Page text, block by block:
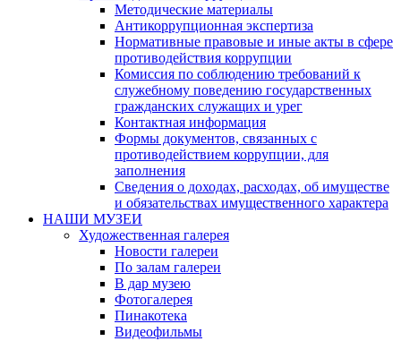
Методические материалы
Антикоррупционная экспертиза
Нормативные правовые и иные акты в сфере
противодействия коррупции
Комиссия по соблюдению требований к
служебному поведению государственных
гражданских служащих и урег
Контактная информация
Формы документов, связанных с
противодействием коррупции, для
заполнения
Сведения о доходах, расходах, об имуществе
и обязательствах имущественного характера
НАШИ МУЗЕИ
Художественная галерея
Новости галереи
По залам галереи
В дар музею
Фотогалерея
Пинакотека
Видеофильмы